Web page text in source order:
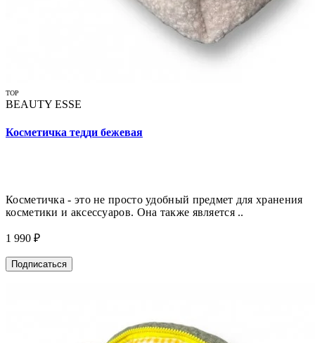
TOP
BEAUTY ESSE
Косметичка тедди бежевая
Косметичка - это не просто удобный предмет для хранения
косметики и аксессуаров. Она также является ..
1 990 ₽
Подписаться